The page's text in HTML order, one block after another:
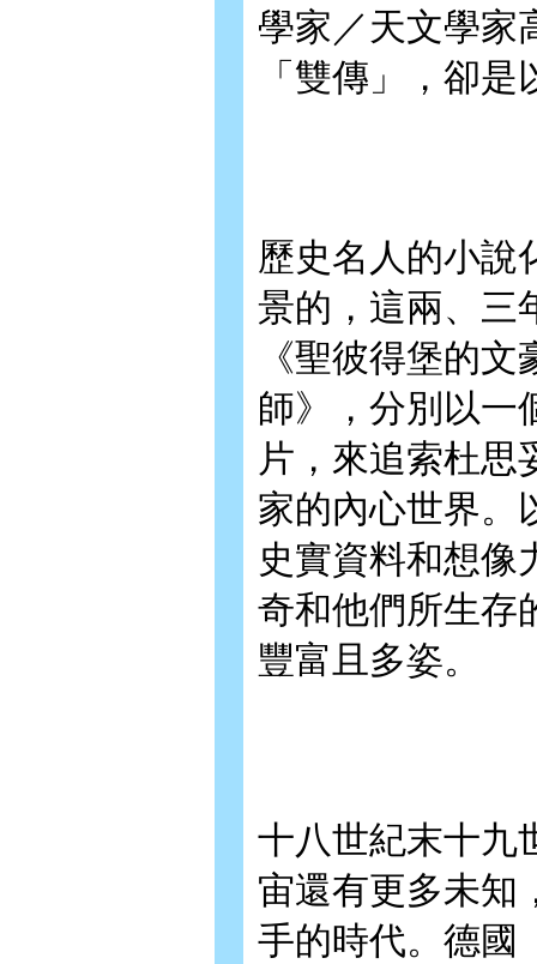
學家／天文學家
「雙傳」，卻
歷史名人的小說
景的，這兩、三
《聖彼得堡的
師》，分別以一
片，來追索杜思
家的內心世界。
史實資料和想像
奇和他們所生存
豐富且多姿。
十八世紀末十九
宙還有更多未知
手的時代。德國